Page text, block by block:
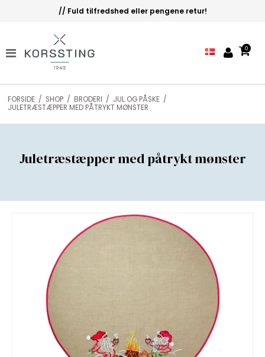
// Fuld tilfredshed eller pengene retur!
0
FORSIDE / SHOP / BRODERI / JUL OG PÅSKE /
JULETRÆSTÆPPER MED PÅTRYKT MØNSTER
Juletræstæpper med påtrykt mønster